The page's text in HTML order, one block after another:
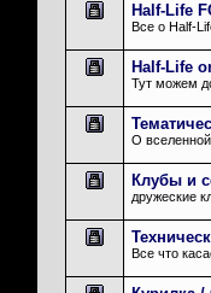
Half-Life
Все о Half-
Half-Life
Тут можем
О вселенной
Клубы и
дружеские
Все что